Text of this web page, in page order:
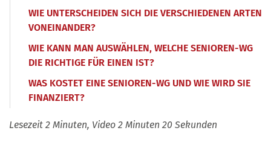
WIE UNTERSCHEIDEN SICH DIE VERSCHIEDENEN ARTEN
VONEINANDER?
WIE KANN MAN AUSWÄHLEN, WELCHE SENIOREN-WG
DIE RICHTIGE FÜR EINEN IST?
WAS KOSTET EINE SENIOREN-WG UND WIE WIRD SIE
FINANZIERT?
Lesezeit 2 Minuten, Video 2 Minuten 20 Sekunden